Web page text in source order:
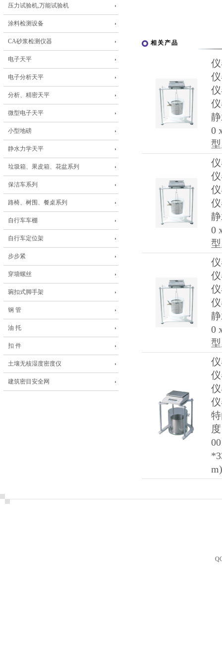
压力试验机,万能试验机
涂料检测设备
CA砂浆检测仪器
电子天平
电子分析天平
分析、精密天平
微型电子天平
小型地磅
静水力学天平
垃圾箱、果皮箱、花盆系列
保洁车系列
路椅、树围、餐桌系列
自行车车棚
自行车定位架
步步紧
穿墙螺丝
琬扣式脚手架
钢 管
油 托
扣 件
土壤无核湿度密度仪
建筑密目安全网
相关产品
0
0
0